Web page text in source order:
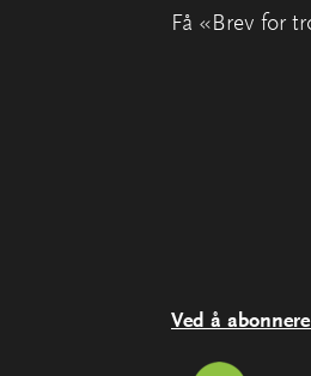
Få «Brev for
Ved å